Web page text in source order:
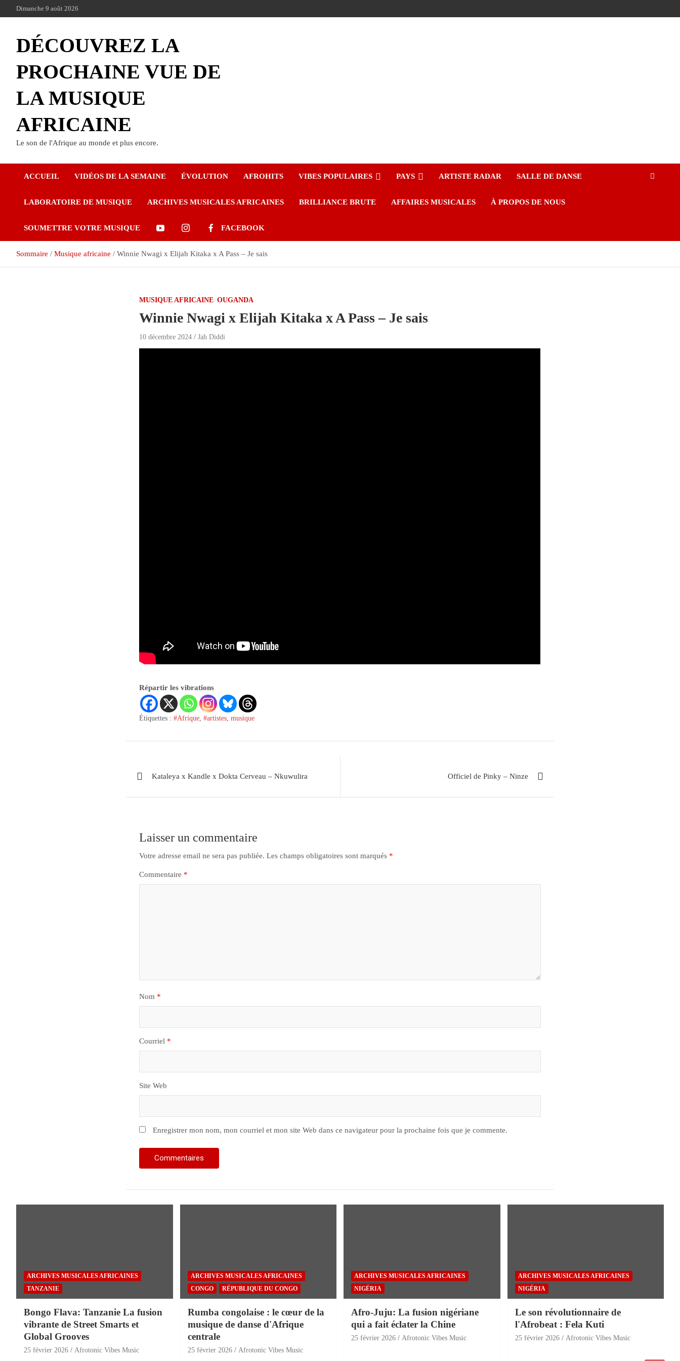
Dimanche 9 août 2026
DÉCOUVREZ LA
PROCHAINE VUE DE
LA MUSIQUE
AFRICAINE
Le son de l'Afrique au monde et plus encore.
ACCUEIL VIDÉOS DE LA SEMAINE ÉVOLUTION AFROHITS VIBES POPULAIRES PAYS ARTISTE RADAR SALLE DE DANSE
LABORATOIRE DE MUSIQUE ARCHIVES MUSICALES AFRICAINES BRILLIANCE BRUTE AFFAIRES MUSICALES À PROPOS DE NOUS
SOUMETTRE VOTRE MUSIQUE FACEBOOK
Sommaire Musique africaine Winnie Nwagi x Elijah Kitaka x A Pass – Je sais
MUSIQUE AFRICAINE OUGANDA
Winnie Nwagi x Elijah Kitaka x A Pass – Je sais
10 décembre 2024 Jah Diddi
Répartir les vibrations
Étiquettes : #Afrique,#artistes,musique
Kataleya x Kandle x Dokta Cerveau – Nkuwulira Officiel de Pinky – Ninze
Laisser un commentaire
Votre adresse email ne sera pas publiée. Les champs obligatoires sont marqués *
Commentaire *
Nom *
Courriel *
Site Web
Enregistrer mon nom, mon courriel et mon site Web dans ce navigateur pour la prochaine fois que je commente.
ARCHIVES MUSICALES AFRICAINES
TANZANIE
Bongo Flava: Tanzanie La fusion
vibrante de Street Smarts et
Global Grooves
25 février 2026 Afrotonic Vibes Music
ARCHIVES MUSICALES AFRICAINES
CONGO
RÉPUBLIQUE DU CONGO
Rumba congolaise : le cœur de la
musique de danse d'Afrique
centrale
25 février 2026 Afrotonic Vibes Music
ARCHIVES MUSICALES AFRICAINES
NIGÉRIA
Afro-Juju: La fusion nigériane
qui a fait éclater la Chine
25 février 2026 Afrotonic Vibes Music
ARCHIVES MUSICALES AFRICAINES
NIGÉRIA
Le son révolutionnaire de
l'Afrobeat : Fela Kuti
25 février 2026 Afrotonic Vibes Music